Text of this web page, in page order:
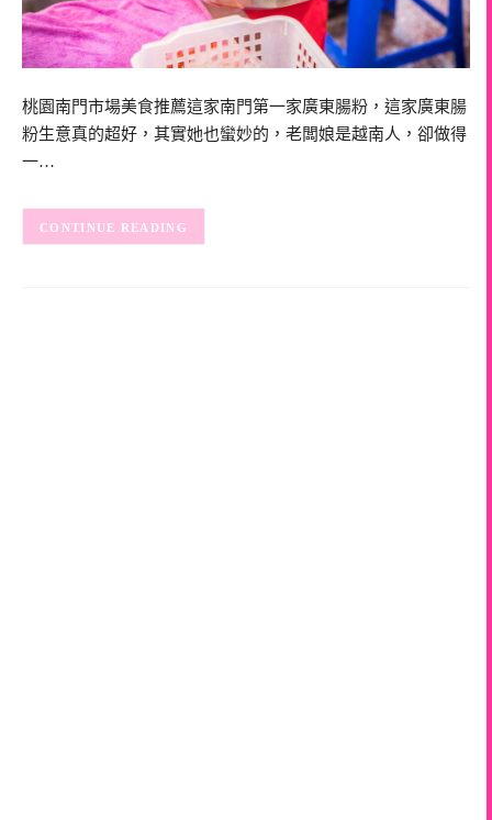
桃園南門市場美食推薦這家南門第一家廣東腸粉，這家廣東腸
粉生意真的超好，其實她也蠻妙的，老闆娘是越南人，卻做得
一…
CONTINUE READING